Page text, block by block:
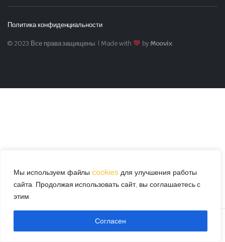
Мы используем файлы cookies для улучшения работы
сайта. Продолжая использовать сайт, вы соглашаетесь с
этим.
Согласен
Политика конфиденциальности
© 2023 Все права защищены. | Made with by Moovix.
STORE SEARCH WISHLIST ACCOUNT CATEGORIES